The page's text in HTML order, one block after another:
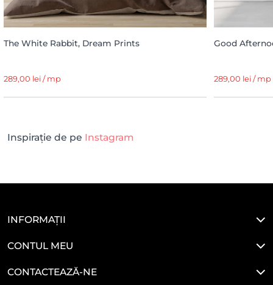
The White Rabbit, Dream Prints
289,00 lei / mp
Good
289,00 lei / mp
Inspirație de pe Instagram
INFORMAȚII
CONTUL MEU
CONTACTEAZĂ-NE